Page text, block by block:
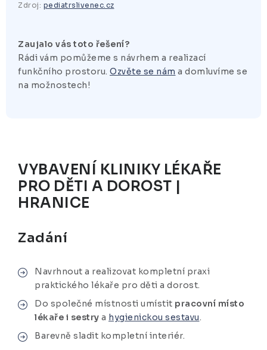
Zdroj: pediatrslivenec.cz
Zaujalo vás toto řešení?
Rádi vám pomůžeme s návrhem a realizací
funkčního prostoru. Ozvěte se nám a domluvíme se
na možnostech!
VYBAVENÍ KLINIKY LÉKAŘE
PRO DĚTI A DOROST |
HRANICE
Zadání
Navrhnout a realizovat kompletní praxi
praktického lékaře pro děti a dorost.
Do společné místnosti umístit pracovní místo
lékaře i sestry a hygienickou sestavu.
Barevně sladit kompletní interiér.